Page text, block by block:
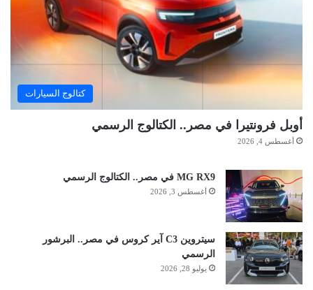
كتالوج السيارات
أوبل فرونتيرا في مصر.. الكتالوج الرسمي
أغسطس 4, 2026
MG RX9 في مصر.. الكتالوج الرسمي
أغسطس 3, 2026
سيتروين C3 آير كروس في مصر.. البرشور
الرسمي
يوليو 28, 2026